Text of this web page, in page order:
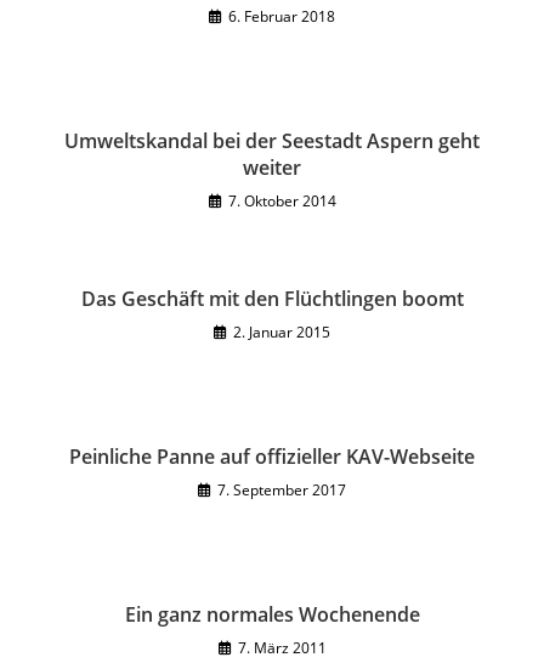
6. Februar 2018
Umweltskandal bei der Seestadt Aspern geht
weiter
7. Oktober 2014
Das Geschäft mit den Flüchtlingen boomt
2. Januar 2015
Peinliche Panne auf offizieller KAV-Webseite
7. September 2017
Ein ganz normales Wochenende
7. März 2011